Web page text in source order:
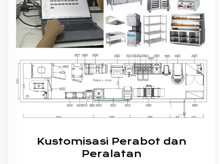
Kustomisasi Perabot dan
Peralatan